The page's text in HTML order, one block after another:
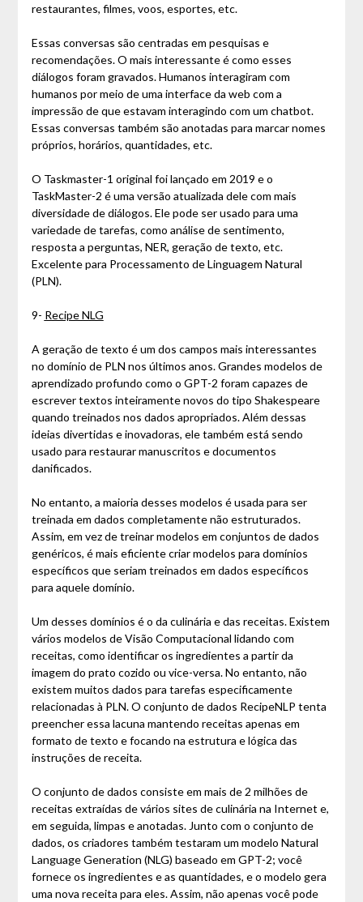
restaurantes, filmes, voos, esportes, etc.
Essas conversas são centradas em pesquisas e
recomendações. O mais interessante é como esses
diálogos foram gravados. Humanos interagiram com
humanos por meio de uma interface da web com a
impressão de que estavam interagindo com um chatbot.
Essas conversas também são anotadas para marcar nomes
próprios, horários, quantidades, etc.
O Taskmaster-1 original foi lançado em 2019 e o
TaskMaster-2 é uma versão atualizada dele com mais
diversidade de diálogos. Ele pode ser usado para uma
variedade de tarefas, como análise de sentimento,
resposta a perguntas, NER, geração de texto, etc.
Excelente para Processamento de Linguagem Natural
(PLN).
9- Recipe NLG
A geração de texto é um dos campos mais interessantes
no domínio de PLN nos últimos anos. Grandes modelos de
aprendizado profundo como o GPT-2 foram capazes de
escrever textos inteiramente novos do tipo Shakespeare
quando treinados nos dados apropriados. Além dessas
ideias divertidas e inovadoras, ele também está sendo
usado para restaurar manuscritos e documentos
danificados.
No entanto, a maioria desses modelos é usada para ser
treinada em dados completamente não estruturados.
Assim, em vez de treinar modelos em conjuntos de dados
genéricos, é mais eficiente criar modelos para domínios
específicos que seriam treinados em dados específicos
para aquele domínio.
Um desses domínios é o da culinária e das receitas. Existem
vários modelos de Visão Computacional lidando com
receitas, como identificar os ingredientes a partir da
imagem do prato cozido ou vice-versa. No entanto, não
existem muitos dados para tarefas especificamente
relacionadas à PLN. O conjunto de dados RecipeNLP tenta
preencher essa lacuna mantendo receitas apenas em
formato de texto e focando na estrutura e lógica das
instruções de receita.
O conjunto de dados consiste em mais de 2 milhões de
receitas extraídas de vários sites de culinária na Internet e,
em seguida, limpas e anotadas. Junto com o conjunto de
dados, os criadores também testaram um modelo Natural
Language Generation (NLG) baseado em GPT-2; você
fornece os ingredientes e as quantidades, e o modelo gera
uma nova receita para eles. Assim, não apenas você pode